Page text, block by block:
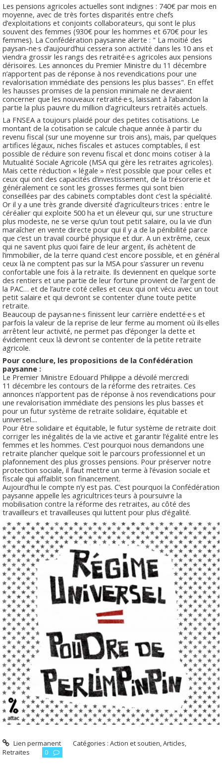
Les pensions agricoles actuelles sont indignes : 740€ par mois en
moyenne, avec de très fortes disparités entre chefs
d’exploitations et conjoints collaborateurs, qui sont le plus
souvent des femmes (930€ pour les hommes et 670€ pour les
femmes). La Confédération paysanne alerte : " La moitié des
paysan-ne·s d’aujourd’hui cessera son activité dans les 10 ans et
viendra grossir les rangs des retraité·e·s agricoles aux pensions
dérisoires. Les annonces du Premier Ministre du 11 décembre
n’apportent pas de réponse à nos revendications pour une
revalorisation immédiate des pensions les plus basses". En effet
les hausses promises de la pension minimale ne devraient
concerner que les nouveaux retraité·e·s, laissant à l’abandon la
partie la plus pauvre du million d’agriculteurs retraités actuels.
La FNSEA a toujours plaidé pour des petites cotisations. Le
montant de la cotisation se calcule chaque année à partir du
revenu fiscal (sur une moyenne sur trois ans), mais, par quelques
artifices légaux, niches fiscales et astuces comptables, il est
possible de réduire son revenu fiscal et donc moins cotiser à la
Mutualité Sociale Agricole (MSA qui gère les retraites agricoles).
Mais cette réduction « légale » n’est possible que pour celles et
ceux qui ont des capacités d’investissement, de la trésorerie et
généralement ce sont les grosses fermes qui sont bien
conseillées par des cabinets comptables dont c’est la spécialité.
Or il y a une très grande diversité d’agriculteurs·trices : entre le
céréalier qui exploite 500 ha et un éleveur qui, sur une structure
plus modeste, ne se verse qu’un tout petit salaire, ou la vie d’un
maraîcher en vente directe pour qui il y a de la pénibilité parce
que c’est un travail courbé physique et dur. A un extrême, ceux
qui ne savent plus quoi faire de leur argent, ils achètent de
l’immobilier, de la terre quand c’est encore possible, et en général
ceux là ne comptent pas sur la MSA pour s’assurer un revenu
confortable une fois à la retraite. Ils deviennent en quelque sorte
des rentiers et une partie de leur fortune provient de l’argent de
la PAC… et de l’autre coté celles et ceux qui ont vécu avec un tout
petit salaire et qui devront se contenter d’une toute petite
retraite.
Beaucoup de paysan·ne·s finissent leur carrière endetté·e·s et
parfois la valeur de la reprise de leur ferme au moment où ils·elles
arrêtent leur activité, ne permet pas d’éponger la dette et
évidement ceux là devront se contenter de la petite retraite
agricole.
Pour conclure, les propositions de la Confédération
paysanne :
Le Premier Ministre Edouard Philippe a dévoilé mercredi
11 décembre les contours de la réforme des retraites. Ces
annonces n’apportent pas de réponse à nos revendications pour
une revalorisation immédiate des pensions les plus basses et
pour un futur système de retraite solidaire, équitable et
universel....
Pour être solidaire et équitable, le futur système de retraite doit
corriger les inégalités de la vie active et garantir l’égalité entre les
femmes et les hommes. C’est pourquoi nous demandons une
retraite plancher quelque soit le parcours professionnel et un
plafonnement des plus grosses pensions. Pour préserver notre
protection sociale, il faut mettre un terme à l’évasion sociale et
fiscale qui affaiblit son financement.
Aujourd’hui le compte n’y est pas. C’est pourquoi la Confédération
paysanne appelle les agricultrices·teurs à poursuivre la
mobilisation contre la réforme des retraites, au côté des
travailleurs et travailleuses qui luttent pour plus d’égalité.
Lien permanent Catégories :Action et soutien,Articles,
Retraites
0